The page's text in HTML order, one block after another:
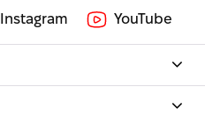
Instagram YouTube